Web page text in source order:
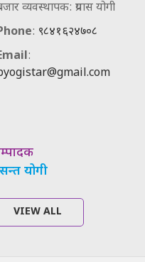
व्यवस्थापक: प्रयास योगी
: ९८४१६२४७०८
:
योगी
VIEW ALL